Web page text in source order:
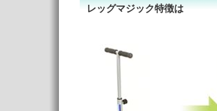
レッグマジック特徴は